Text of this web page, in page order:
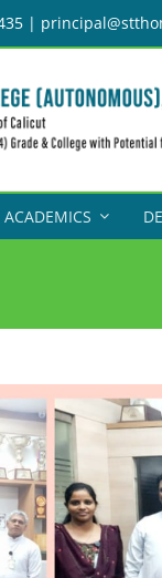
|
ACADEMICS